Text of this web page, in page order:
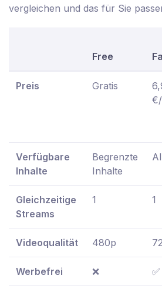
vergleichen und das für Sie
Free
Preis Gratis
Verfügbare
Inhalte
Begrenzte
Inhalte
Gleichzeitige
Streams
1 1
Videoqualität 480p
Werbefrei ❌ ✅